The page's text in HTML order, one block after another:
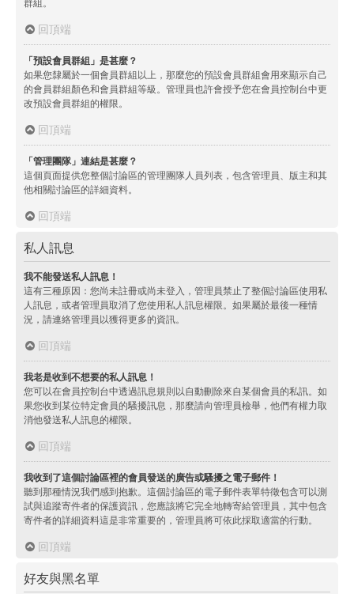
群組。
回頂端
「預設會員群組」是甚麼？
如果您隸屬於一個會員群組以上，那麼您的預設會員群組會用來顯示自己
的會員群組顏色和會員群組等級。管理員也許會授予您在會員控制台中更
改預設會員群組的權限。
回頂端
「管理團隊」連結是甚麼？
這個頁面提供您整個討論區的管理團隊人員列表，包含管理員、版主和其
他相關討論區的詳細資料。
回頂端
私人訊息
我不能發送私人訊息！
這有三種原因：您尚未註冊或尚未登入，管理員禁止了整個討論區使用私
人訊息，或者管理員取消了您使用私人訊息權限。如果屬於最後一種情
況，請連絡管理員以獲得更多的資訊。
回頂端
我老是收到不想要的私人訊息！
您可以在會員控制台中透過訊息規則以自動刪除來自某個會員的私訊。如
果您收到某位特定會員的騷擾訊息，那麼請向管理員檢舉，他們有權力取
消他發送私人訊息的權限。
回頂端
我收到了這個討論區裡的會員發送的廣告或騷擾之電子郵件！
聽到那種情況我們感到抱歉。這個討論區的電子郵件表單特徵包含可以測
試與追蹤寄件者的保護資訊，您應該將它完全地轉寄給管理員，其中包含
寄件者的詳細資料這是非常重要的，管理員將可依此採取適當的行動。
回頂端
好友與黑名單